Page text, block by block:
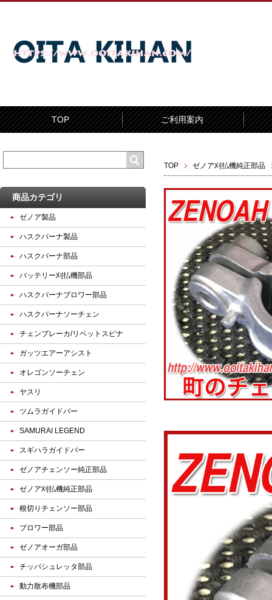
TOP ご利用案内
TOP ゼノア刈払機純正部品
商品カテゴリ
ゼノア製品
ハスクバーナ製品
ハスクバーナ部品
バッテリー刈払機部品
ハスクバーナブロワー部品
ハスクバーナソーチェン
チェンブレーカ/リベットスピナ
ガッツエアーアシスト
オレゴンソーチェン
ヤスリ
ツムラガイドバー
SAMURAI LEGEND
スギハラガイドバー
ゼノアチェンソー純正部品
ゼノア刈払機純正部品
根切りチェンソー部品
ブロワー部品
ゼノアオーガ部品
チッパシュレッタ部品
動力散布機部品